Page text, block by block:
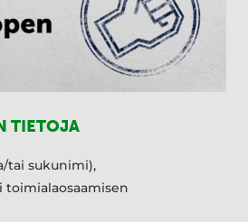
TIETOJA
tai sukunimi),
toimialaosaamisen